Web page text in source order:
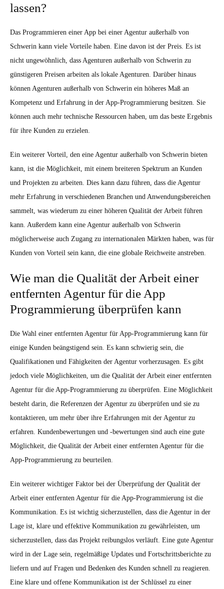
lassen?
Das Programmieren einer App bei einer Agentur außerhalb von
Schwerin kann viele Vorteile haben. Eine davon ist der Preis. Es ist
nicht ungewöhnlich, dass Agenturen außerhalb von Schwerin zu
günstigeren Preisen arbeiten als lokale Agenturen. Darüber hinaus
können Agenturen außerhalb von Schwerin ein höheres Maß an
Kompetenz und Erfahrung in der App-Programmierung besitzen. Sie
können auch mehr technische Ressourcen haben, um das beste Ergebnis
für ihre Kunden zu erzielen.
Ein weiterer Vorteil, den eine Agentur außerhalb von Schwerin bieten
kann, ist die Möglichkeit, mit einem breiteren Spektrum an Kunden
und Projekten zu arbeiten. Dies kann dazu führen, dass die Agentur
mehr Erfahrung in verschiedenen Branchen und Anwendungsbereichen
sammelt, was wiederum zu einer höheren Qualität der Arbeit führen
kann. Außerdem kann eine Agentur außerhalb von Schwerin
möglicherweise auch Zugang zu internationalen Märkten haben, was für
Kunden von Vorteil sein kann, die eine globale Reichweite anstreben.
Wie man die Qualität der Arbeit einer
entfernten Agentur für die App
Programmierung überprüfen kann
Die Wahl einer entfernten Agentur für App-Programmierung kann für
einige Kunden beängstigend sein. Es kann schwierig sein, die
Qualifikationen und Fähigkeiten der Agentur vorherzusagen. Es gibt
jedoch viele Möglichkeiten, um die Qualität der Arbeit einer entfernten
Agentur für die App-Programmierung zu überprüfen. Eine Möglichkeit
besteht darin, die Referenzen der Agentur zu überprüfen und sie zu
kontaktieren, um mehr über ihre Erfahrungen mit der Agentur zu
erfahren. Kundenbewertungen und -bewertungen sind auch eine gute
Möglichkeit, die Qualität der Arbeit einer entfernten Agentur für die
App-Programmierung zu beurteilen.
Ein weiterer wichtiger Faktor bei der Überprüfung der Qualität der
Arbeit einer entfernten Agentur für die App-Programmierung ist die
Kommunikation. Es ist wichtig sicherzustellen, dass die Agentur in der
Lage ist, klare und effektive Kommunikation zu gewährleisten, um
sicherzustellen, dass das Projekt reibungslos verläuft. Eine gute Agentur
wird in der Lage sein, regelmäßige Updates und Fortschrittsberichte zu
liefern und auf Fragen und Bedenken des Kunden schnell zu reagieren.
Eine klare und offene Kommunikation ist der Schlüssel zu einer